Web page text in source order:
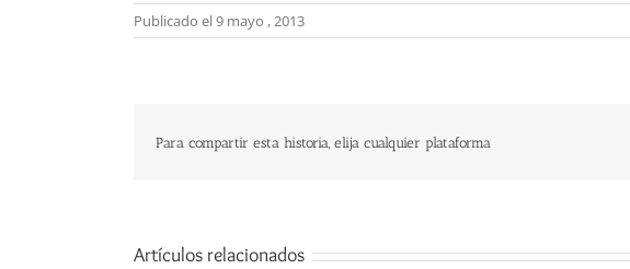
Publicado el 9 mayo , 2013
Para compartir esta historia, elija cualquier plataforma
Artículos relacionados